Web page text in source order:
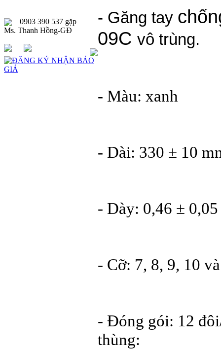
0903 390 537 gặp
Ms. Thanh Hồng-GĐ
- Găng tay
09C vô trùng.
- Màu: xanh
- Dài: 330 ± 10
- Dày: 0,46 ±
- Cỡ: 7, 8, 9, 10
- Đóng gói: 12
thùng: